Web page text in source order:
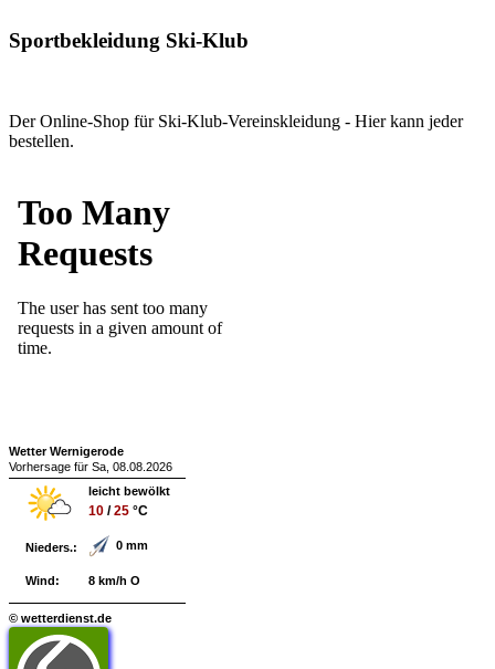
Sportbekleidung Ski-Klub
Der Online-Shop für Ski-Klub-Vereinskleidung - Hier kann jeder
bestellen.
Wetter Wernigerode
Vorhersage für Sa, 08.08.2026
leicht bewölkt
10 /25 °C
Nieders.: 0 mm
Wind: 8 km/h O
© wetterdienst.de